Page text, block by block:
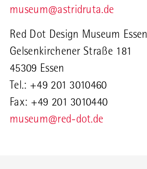
museum@astridruta.de
Red Dot Design Museum Essen
Gelsenkirchener Straße 181
45309 Essen
Tel.: +49 201 3010460
Fax: +49 201 3010440
museum@red-dot.de